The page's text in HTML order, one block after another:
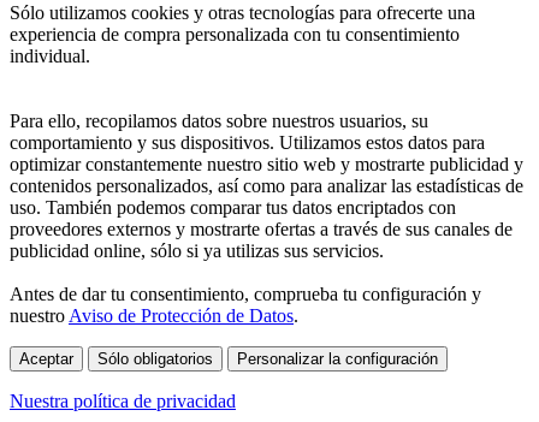
Sólo utilizamos cookies y otras tecnologías para ofrecerte una
experiencia de compra personalizada con tu consentimiento
individual.
Para ello, recopilamos datos sobre nuestros usuarios, su
comportamiento y sus dispositivos. Utilizamos estos datos para
optimizar constantemente nuestro sitio web y mostrarte publicidad y
contenidos personalizados, así como para analizar las estadísticas de
uso. También podemos comparar tus datos encriptados con
proveedores externos y mostrarte ofertas a través de sus canales de
publicidad online, sólo si ya utilizas sus servicios.
Antes de dar tu consentimiento, comprueba tu configuración y
nuestro Aviso de Protección de Datos.
Aceptar Sólo obligatorios Personalizar la configuración
Nuestra política de privacidad